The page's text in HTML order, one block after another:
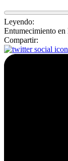
Leyendo:
Entumecimiento en
Compartir: